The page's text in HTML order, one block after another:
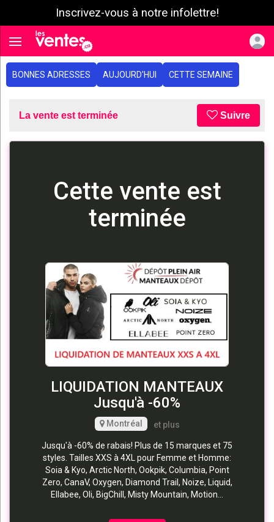
Inscrivez-vous à notre infolettre!
Toggle navigation
BONNES ADRESSES AUJOURD'HUI CETTE SEMAINE
La vente est terminée Suivre
Cette vente est
terminée
LIQUIDATION MANTEAUX
Jusqu'à -60%
Montréal et plus
Jusqu'à -60% de rabais! Plus de 15 marques et 75
styles. Tailles XXS à 4XL pour Femme et Homme:
Soia & Kyo, Arctic North, Ookpik, Columbia, Point
Zero, CanaV, Oxygen, Diamond Trail, Noize, Liquid,
Ellabee, Oli, BigChill, Misty Mountain, Motion...